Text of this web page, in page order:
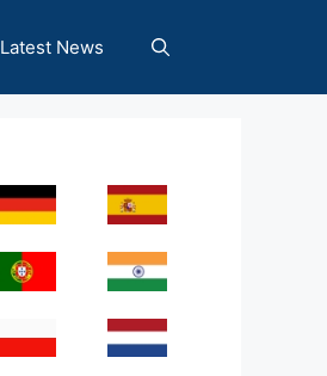
Latest News